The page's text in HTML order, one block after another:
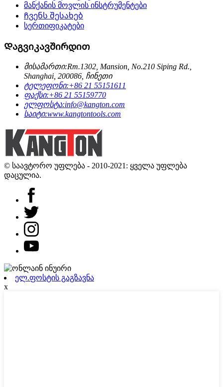
მანქანის მოვლის ინსტრუმენტები
Ჩვენს შესახებ
სერთიფიკატები
Დაგვიკავშირდით
მისამართი:Rm.1302, Mansion, No.210 Siping Rd.,
Shanghai, 200086, ჩინეთი
ტელეფონი:+86 21 55151611
ფაქსი:+86 21 55159770
ელფოსტა:info@kangton.com
საიტი:www.kangtontools.com
© საავტორო უფლება - 2010-2021: ყველა უფლება
დაცულია.
ელ.ფოსტის გაგზავნა
x